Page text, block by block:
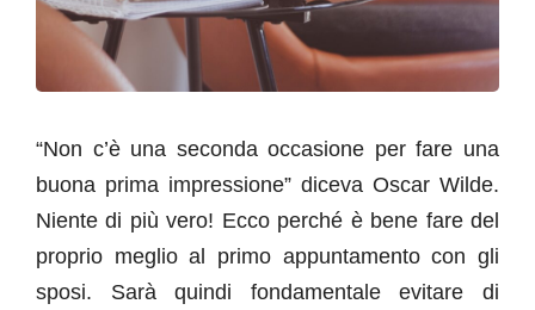
“Non c’è una seconda occasione per fare una
buona prima impressione” diceva Oscar Wilde.
Niente di più vero! Ecco perché è bene fare del
proprio meglio al primo appuntamento con gli
sposi. Sarà quindi fondamentale evitare di